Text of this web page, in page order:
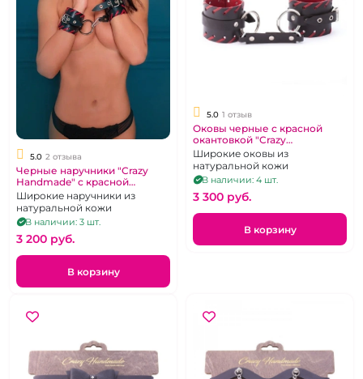
5.0 2 отзыва
Черные наручники "Crazy
Handmade" с красной
окантовкой
Широкие наручники из
натуральной кожи
В наличии: 3 шт.
3 200 pуб.
В корзину
5.0 1 отзыв
Оковы черные с красной
окантовкой "Crazy
Handmade"
Широкие оковы из
натуральной кожи
В наличии: 4 шт.
3 300 pуб.
В корзину